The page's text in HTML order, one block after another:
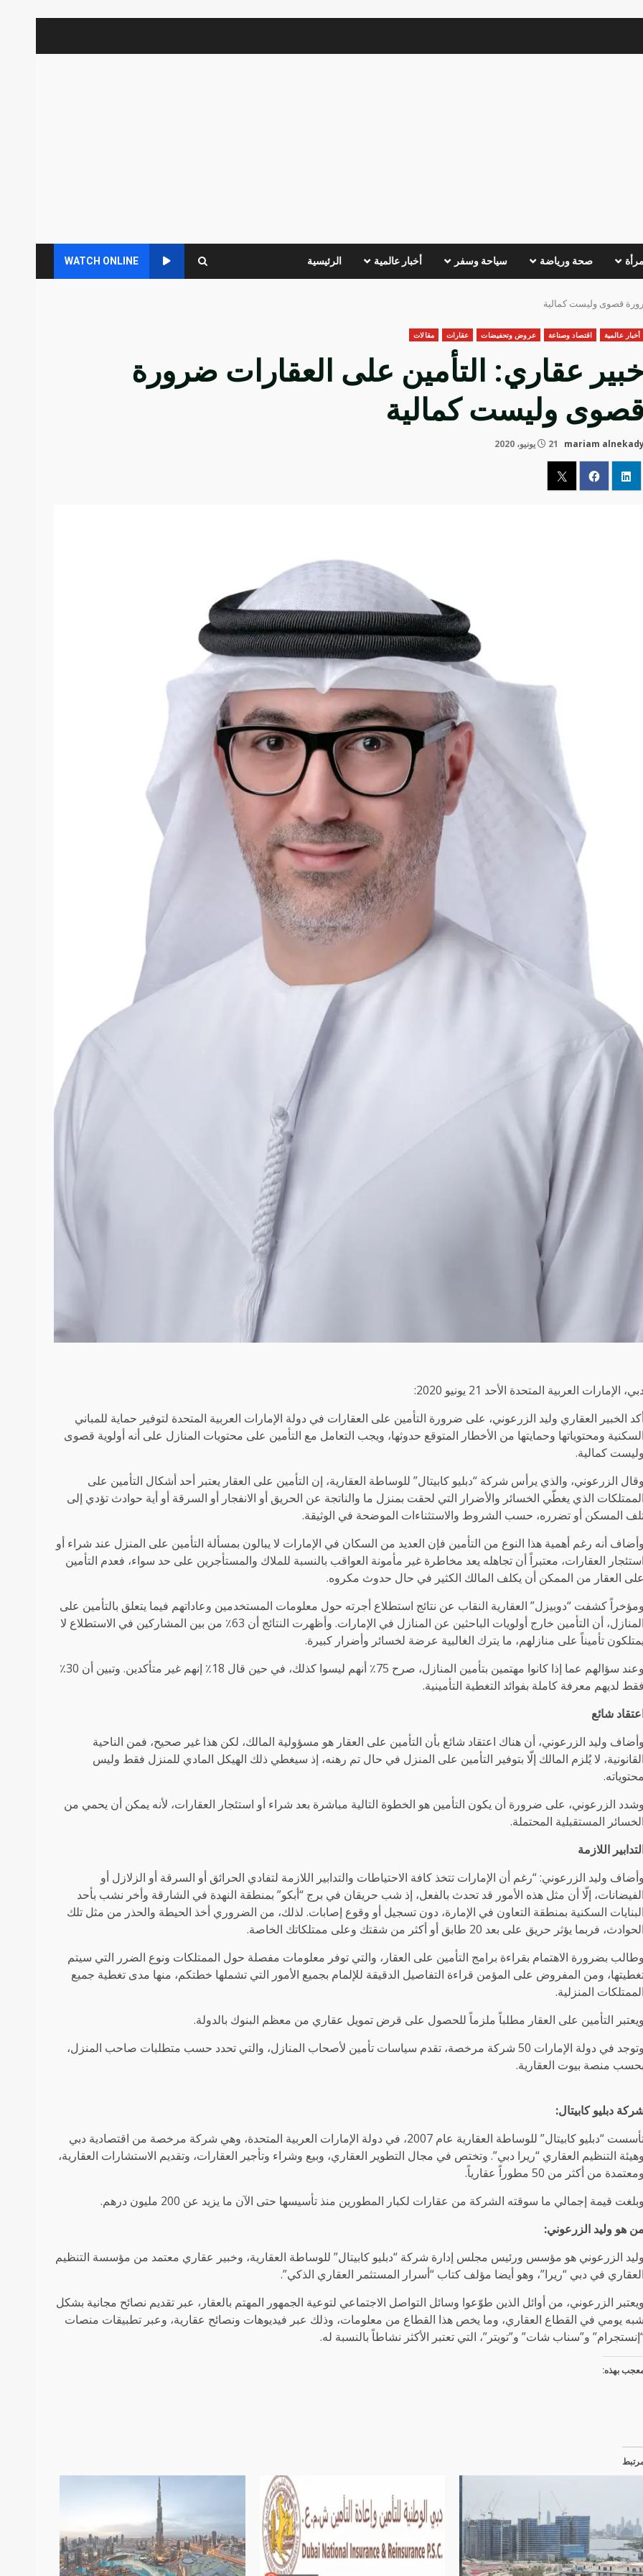
صحة ورياضة سياحة وسفر أخبار عالمية الرئيسية WATCH ONLINE
قصوى وليست كمالية
أخبار عالمية اقتصاد وصناعة عروض وتحفيضات عقارات مقالات
خبير عقاري: التأمين على العقارات ضرورة
قصوى وليست كمالية
mariam 21 يونيو، 2020
الإمارات العربية المتحدة الأحد 21 يونيو 2020:
الخبير العقاري وليد الزرعوني، على ضرورة التأمين على العقارات في دولة الإمارات العربية المتحدة لتوفير حماية للمباني
السكنية ومحتوياتها وحمايتها من الأخطار المتوقع حدوثها، ويجب التعامل مع التأمين على محتويات المنازل على أنه أولوية قصوى
وليست كمالية.
وقال الزرعوني، والذي يرأس شركة “دبليو كابيتال” للوساطة العقارية، إن التأمين على العقار يعتبر أحد أشكال التأمين على
الممتلكات الذي يغطّي الخسائر والأضرار التي لحقت بمنزل ما والناتجة عن الحريق أو الانفجار أو السرقة أو أية حوادث تؤدي إلى
المسكن أو تضرره، حسب الشروط والاستثناءات الموضحة في الوثيقة.
وأضاف أنه رغم أهمية هذا النوع من التأمين فإن العديد من السكان في الإمارات لا يبالون بمسألة التأمين على المنزل عند شراء أو
استئجار العقارات، معتبراً أن تجاهله يعد مخاطرة غير مأمونة العواقب بالنسبة للملاك والمستأجرين على حد سواء، فعدم التأمين
على العقار من الممكن أن يكلف المالك الكثير في حال حدوث مكروه.
ومؤخراً كشفت “دوبيزل” العقارية النقاب عن نتائج استطلاع أجرته حول معلومات المستخدمين وعاداتهم فيما يتعلق بالتأمين على
المنازل، أن التأمين خارج أولويات الباحثين عن المنازل في الإمارات. وأظهرت النتائج أن 63٪ من بين المشاركين في الاستطلاع لا
يمتلكون تأميناً على منازلهم، ما يترك الغالبية عرضة لخسائر وأضرار كبيرة.
وعند سؤالهم عما إذا كانوا مهتمين بتأمين المنازل، صرح 75٪ أنهم ليسوا كذلك، في حين قال 18٪ إنهم غير متأكدين. وتبين أن 30٪
فقط لديهم معرفة كاملة بفوائد التغطية التأمينية.
شائع
وأضاف وليد الزرعوني، أن هناك اعتقاد شائع بأن التأمين على العقار هو مسؤولية المالك، لكن هذا غير صحيح، فمن الناحية
القانونية، لا يُلزم المالك إلّا بتوفير التأمين على المنزل في حال تم رهنه، إذ سيغطي ذلك الهيكل المادي للمنزل فقط وليس
محتوياته.
وشدد الزرعوني، على ضرورة أن يكون التأمين هو الخطوة التالية مباشرة بعد شراء أو استئجار العقارات، لأنه يمكن أن يحمي من
الخسائر المستقبلية المحتملة.
اللازمة
وأضاف وليد الزرعوني: “رغم أن الإمارات تتخذ كافة الاحتياطات والتدابير اللازمة لتفادي الحرائق أو السرقة أو الزلازل أو
الفيضانات، إلّا أن مثل هذه الأمور قد تحدث بالفعل، إذ شب حريقان في برج “أبكو” بمنطقة النهدة في الشارقة وأخر نشب بأحد
البنايات السكنية بمنطقة التعاون في الإمارة، دون تسجيل أو وقوع إصابات. لذلك، من الضروري أخذ الحيطة والحذر من مثل تلك
الحوادث، فربما يؤثر حريق على بعد 20 طابق أو أكثر من شقتك وعلى ممتلكاتك الخاصة.
وطالب بضرورة الاهتمام بقراءة برامج التأمين على العقار، والتي توفر معلومات مفصلة حول الممتلكات ونوع الضرر التي سيتم
ومن المفروض على المؤمن قراءة التفاصيل الدقيقة للإلمام بجميع الأمور التي تشملها خطتكم، منها مدى تغطية جميع
الممتلكات المنزلية.
ويعتبر التأمين على العقار مطلباً ملزماً للحصول على قرض تمويل عقاري من معظم البنوك بالدولة.
وتوجد في دولة الإمارات 50 شركة مرخصة، تقدم سياسات تأمين لأصحاب المنازل، والتي تحدد حسب متطلبات صاحب المنزل،
بحسب منصة بيوت العقارية.
دبليو كابيتال:
تأسست “دبليو كابيتال” للوساطة العقارية عام 2007، في دولة الإمارات العربية المتحدة، وهي شركة مرخصة من اقتصادية دبي
وهيئة التنظيم العقاري “ريرا دبي”. وتختص في مجال التطوير العقاري، وبيع وشراء وتأجير العقارات، وتقديم الاستشارات العقارية،
ومعتمدة من أكثر من 50 مطوراً عقارياً.
وبلغت قيمة إجمالي ما سوقته الشركة من عقارات لكبار المطورين منذ تأسيسها حتى الآن ما يزيد عن 200 مليون درهم.
من هو وليد الزرعوني:
وليد الزرعوني هو مؤسس ورئيس مجلس إدارة شركة “دبليو كابيتال” للوساطة العقارية، وخبير عقاري معتمد من مؤسسة التنظيم
العقاري في دبي “ريرا”، وهو أيضا مؤلف كتاب “أسرار المستثمر العقاري الذكي”.
ويعتبر الزرعوني، من أوائل الذين طوّعوا وسائل التواصل الاجتماعي لتوعية الجمهور المهتم بالعقار، عبر تقديم نصائح مجانية بشكل
شبه يومي في القطاع العقاري، وما يخص هذا القطاع من معلومات، وذلك عبر فيديوهات ونصائح عقارية، وعبر تطبيقات منصات
و”سناب شات” و”تويتر”، التي تعتبر الأكثر نشاطاً بالنسبة له.
بهذه: